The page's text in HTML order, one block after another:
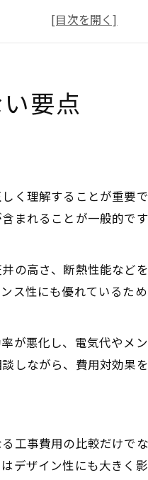
調設備選びで見落としがち
コン設置見積もり無料の
選びと店舗設計の最適バ
設計に最適な空調設備の
設備は設計段階から選定
コン穴あけ工事を依頼す
房工事の相場と空調設
コン取り付け費用と設置
の規模別に見る設置費用
コン工事費を抑える見積
コン設置見積もり無料サ
費10万や15万になる要因
要点
く理解することが重要
まれることが一般的で
の高さ、断熱性能など
ス性にも優れているた
が悪化し、電気代やメ
しながら、費用対効果
工事費用の比較だけで
デザイン性にも大きく影